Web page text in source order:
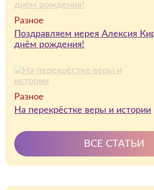
Разное
Поздравляем иерея Алексия
днём рождения!
Разное
На перекрёстке веры и истории
ВСЕ СТАТЬИ